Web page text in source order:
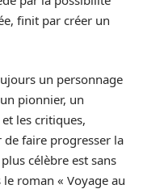
finit par créer un
un personnage
pionnier, un
les critiques,
de faire progresser la
célèbre est sans
roman « Voyage au